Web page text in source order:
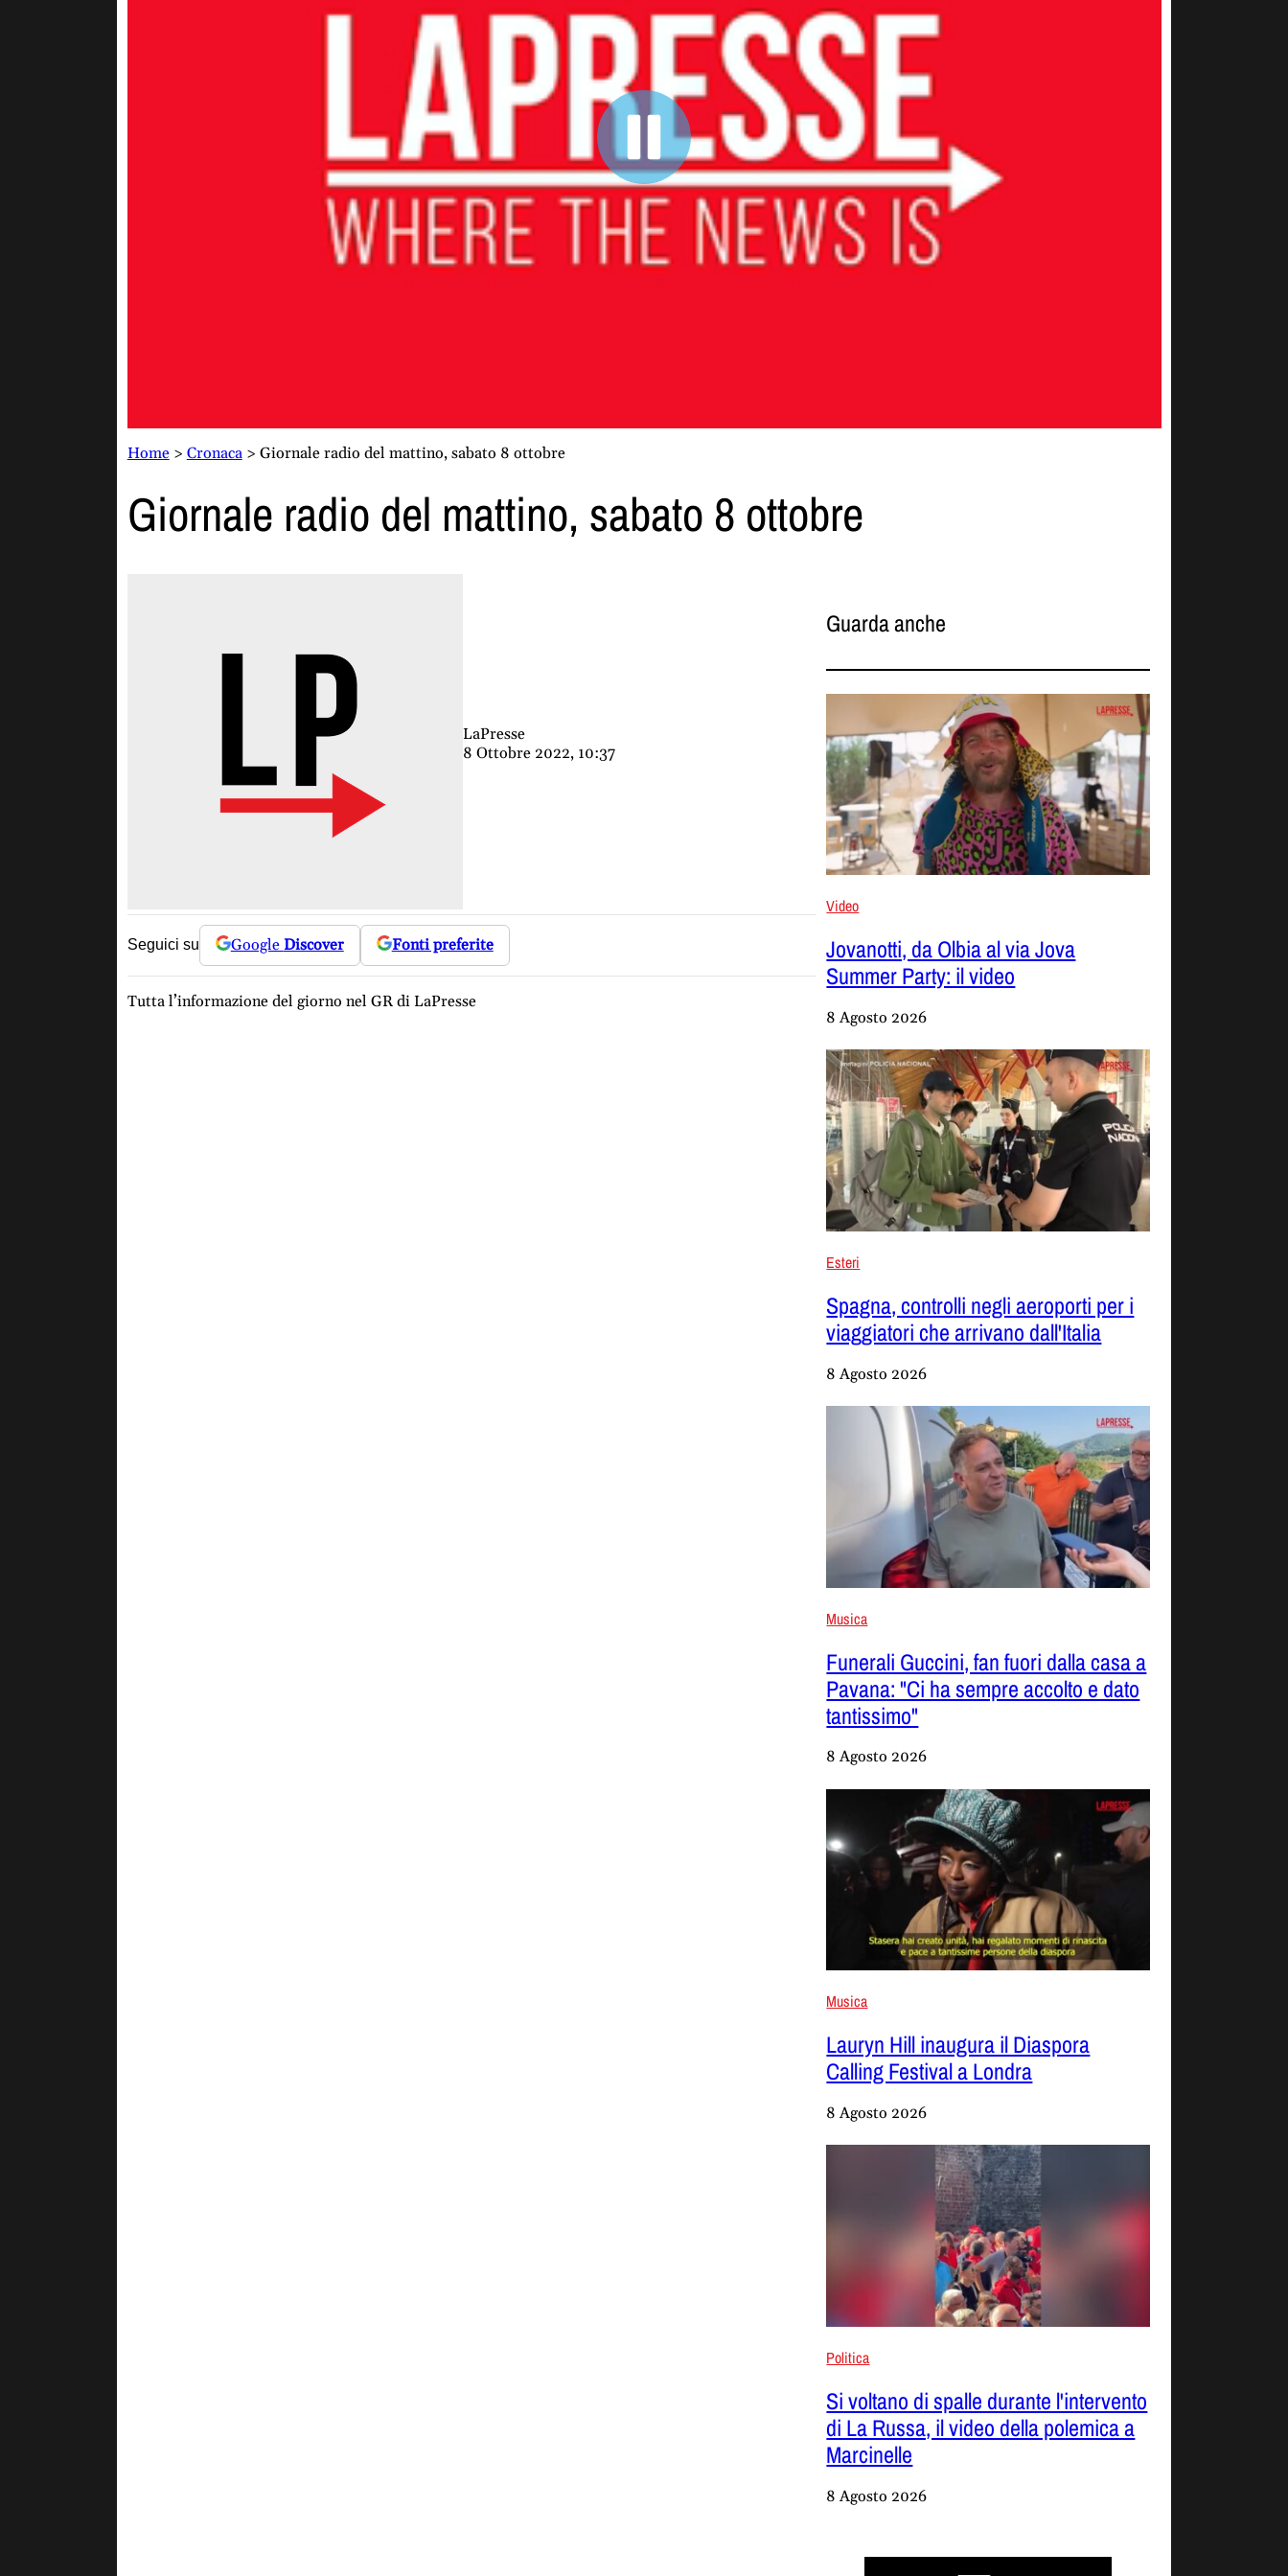
Home> Cronaca> Giornale radio del mattino, sabato 8 ottobre
Giornale radio del mattino, sabato 8 ottobre
LaPresse
8 Ottobre 2022, 10:37
Seguici su Google Discover Fonti preferite
Tutta l’informazione del giorno nel GR di LaPresse
Guarda anche
Video
Jovanotti, da Olbia al via Jova
Summer Party: il video
8 Agosto 2026
Esteri
Spagna, controlli negli aeroporti per i
viaggiatori che arrivano dall'Italia
8 Agosto 2026
Musica
Funerali Guccini, fan fuori dalla casa a
Pavana: "Ci ha sempre accolto e dato
tantissimo"
8 Agosto 2026
Musica
Lauryn Hill inaugura il Diaspora
Calling Festival a Londra
8 Agosto 2026
Politica
Si voltano di spalle durante l'intervento
di La Russa, il video della polemica a
Marcinelle
8 Agosto 2026